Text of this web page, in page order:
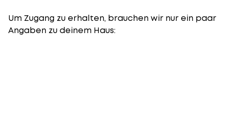
Um Zugang zu erhalten, brauchen wir nur ein paar
Angaben zu deinem Haus: